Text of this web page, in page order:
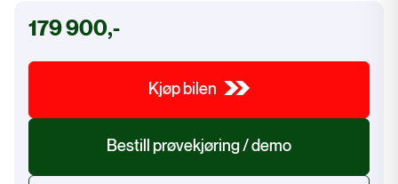
179 900,-
Kjøp bilen
Bestill prøvekjøring / demo